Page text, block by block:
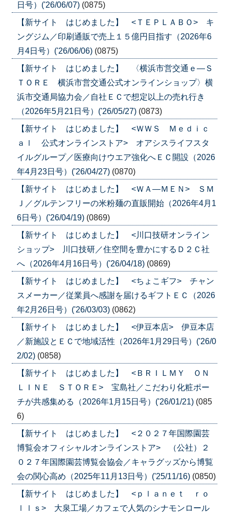
日号）('26/06/07) (0875)
【新サイト はじめました】 <ＴＥＰＬＡＢＯ> キ
ングジム／印刷通販で売上１５億円目指す（2026年6
月4日号）('26/06/06) (0875)
【新サイト はじめました】 〈横浜市営交通ｅ―Ｓ
ＴＯＲＥ 横浜市営交通公式オンラインショップ〉横
浜市交通局協力会／自社ＥＣで想定以上の売れ行き
（2026年5月21日号）('26/05/27) (0873)
【新サイト はじめました】 <ＷＷＳ Ｍｅｄｉｃ
ａｌ 公式オンラインストア> オアシスライフスタ
イルグループ／医療向けウエア強化へＥＣ開設（2026
年4月23日号）('26/04/27) (0870)
【新サイト はじめました】 <ＷＡ―ＭＥＮ> ＳＭ
Ｊ／グルテンフリーの米粉麺の直販開始（2026年4月1
6日号）('26/04/19) (0869)
【新サイト はじめました】 <川口技研オンライン
ショップ> 川口技研／住空間を豊かにするＤ２Ｃ社
へ（2026年4月16日号）('26/04/18) (0869)
【新サイト はじめました】 <ちょこギフ> チャン
スメーカー／従業員へ感謝を届けるギフトＥＣ（2026
年2月26日号）('26/03/03) (0862)
【新サイト はじめました】 <伊豆本店> 伊豆本店
／新施設とＥＣで地域活性（2026年1月29日号）('26/0
2/02) (0858)
【新サイト はじめました】 <ＢＲＩＬＭＹ ＯＮ
ＬＩＮＥ ＳＴＯＲＥ> 宝島社／こだわり化粧ポー
チが共感集める（2026年1月15日号）('26/01/21) (085
6)
【新サイト はじめました】 <２０２７年国際園芸
博覧会オフィシャルオンラインストア> （公社）２
０２７年国際園芸博覧会協会／キャラグッズから博覧
会の関心高め（2025年11月13日号）('25/11/16) (0850)
【新サイト はじめました】 <ｐｌａｎｅｔ ｒｏ
ｌｌｓ> 大泉工場／カフェで人気のシナモンロール